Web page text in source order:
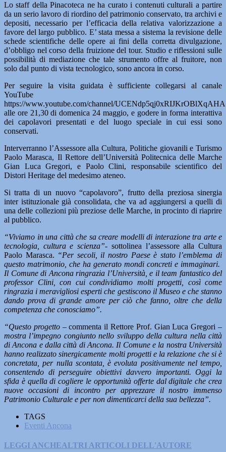
Lo staff della Pinacoteca ne ha curato i contenuti culturali a partire
da un serio lavoro di riordino del patrimonio conservato, tra archivi e
depositi, necessario per l’efficacia della relativa valorizzazione a
favore del largo pubblico. E’ stata messa a sistema la revisione delle
schede scientifiche delle opere ai fini della corretta divulgazione,
d’obbligo nel corso della fruizione del tour. Studio e riflessioni sulle
possibilità di mediazione che tale strumento offre al fruitore, non
solo dal punto di vista tecnologico, sono ancora in corso.
Per seguire la visita guidata è sufficiente collegarsi al canale
YouTube
https://www.youtube.com/channel/UCENdp5qj0xRIJKrOBlXqAHA
alle ore 21,30 di domenica 24 maggio, e godere in forma interattiva
dei capolavori presentati e del luogo speciale in cui essi sono
conservati.
Interverranno l’Assessore alla Cultura, Politiche giovanili e Turismo
Paolo Marasca, Il Rettore dell’Università Politecnica delle Marche
Gian Luca Gregori, e Paolo Clini, responsabile scientifico del
Distori Heritage del medesimo ateneo.
Si tratta di un nuovo “capolavoro”, frutto della preziosa sinergia
inter istituzionale già consolidata, che va ad aggiungersi a quelli di
una delle collezioni più preziose delle Marche, in procinto di riaprire
al pubblico.
“Viviamo in una città che sa creare modelli di interazione tra arte e
tecnologia, cultura e scienza”- sottolinea l’assessore alla Cultura
Paolo Marasca. “Per secoli, il nostro Paese è stato l’emblema di
questo matrimonio, che ha generato mondi concreti e immaginari.
Il Comune di Ancona ringrazia l’Università, e il team fantastico del
professor Clini, con cui condividiamo molti progetti, così come
ringrazia i meravigliosi esperti che gestiscono il Museo e che stanno
dando prova di grande amore per ciò che fanno, oltre che della
competenza che conosciamo”.
“Questo progetto –commenta il Rettore Prof. Gian Luca Gregori –
mostra l’impegno congiunto nello sviluppo della cultura nella città
di Ancona e dalla città di Ancona. Il Comune e la nostra Università
hanno realizzato sinergicamente molti progetti e la relazione che si è
concretata, per nulla scontata, è evoluta positivamente nel tempo,
consentendo di perseguire obiettivi davvero importanti. Oggi la
sfida è quella di cogliere le opportunità offerte dal digitale che crea
nuove occasioni di incontro per apprezzare il nostro immenso
Patrimonio Culturale e per non dimenticarci della sua bellezza”.
TAGS
Eventi Ancona
LEGGI ANCHEALTRI ARTICOLI DELL'AUTORE